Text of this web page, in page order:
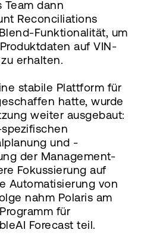
dann
Reconciliations
Funktionalität, um
auf VIN-
erhalten.
stabile Plattform für
hatte, wurde
weiter ausgebaut:
und -
der Management-
Fokussierung auf
Automatisierung von
nahm Polaris am
für
Forecast teil.